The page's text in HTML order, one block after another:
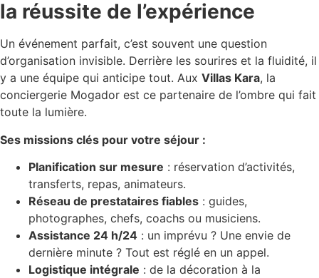
la réussite de l’expérience
Un événement parfait, c’est souvent une question
d’organisation invisible. Derrière les sourires et la fluidité, il
y a une équipe qui anticipe tout. Aux Villas Kara, la
conciergerie Mogador est ce partenaire de l’ombre qui fait
toute la lumière.
Ses missions clés pour votre séjour :
Planification sur mesure : réservation d’activités,
transferts, repas, animateurs.
Réseau de prestataires fiables : guides,
photographes, chefs, coachs ou musiciens.
Assistance 24 h/24 : un imprévu ? Une envie de
dernière minute ? Tout est réglé en un appel.
Logistique intégrale : de la décoration à la